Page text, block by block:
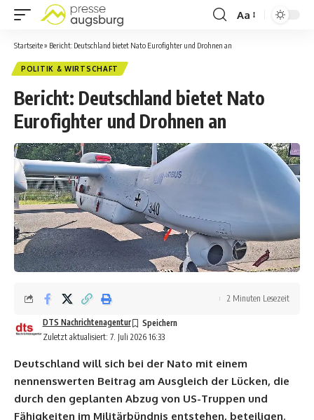
Aa
Startseite» Bericht: Deutschland bietet Nato Eurofighter und Drohnen an
POLITIK & WIRTSCHAFT
Bericht: Deutschland bietet Nato
Eurofighter und Drohnen an
Zuletzt aktualisiert: 7. Juli 2026 16:33
DTS Nachrichtenagentur
2 Minuten Lesezeit
Deutschland will sich bei der Nato mit einem
nennenswerten Beitrag am Ausgleich der Lücken, die
durch den geplanten Abzug von US-Truppen und
Fähigkeiten im Militärbündnis entstehen, beteiligen.